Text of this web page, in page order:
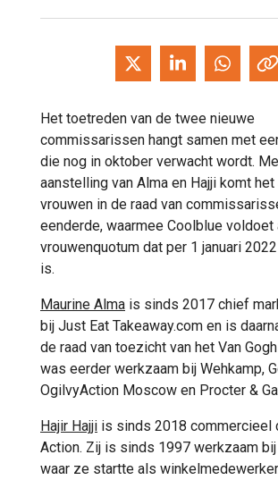
Het toetreden van de twee nieuwe
commissarissen hangt samen met
die nog in oktober verwacht wordt.
aanstelling van Alma en Hajji komt
vrouwen in de raad van
eenderde, waarmee Coolblue voldoet
vrouwenquotum dat per 1 januari
is.
Maurine Alma is sinds 2017 chief
bij Just Eat Takeaway.com en is
de raad van toezicht van het Van
was eerder werkzaam bij Wehkamp,
OgilvyAction Moscow en Procter &
Hajir Hajji is sinds 2018 commercieel
Action. Zij is sinds 1997 werkzaam
waar ze startte als